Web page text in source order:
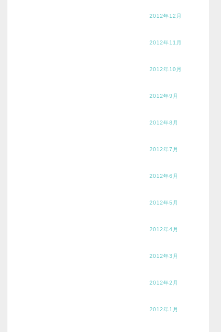
2012年12月
2012年11月
2012年10月
2012年9月
2012年8月
2012年7月
2012年6月
2012年5月
2012年4月
2012年3月
2012年2月
2012年1月